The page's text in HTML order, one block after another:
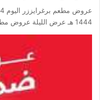
1444 هـ عرض الليلة عروض مطعم برغرايززر اليوم 14…